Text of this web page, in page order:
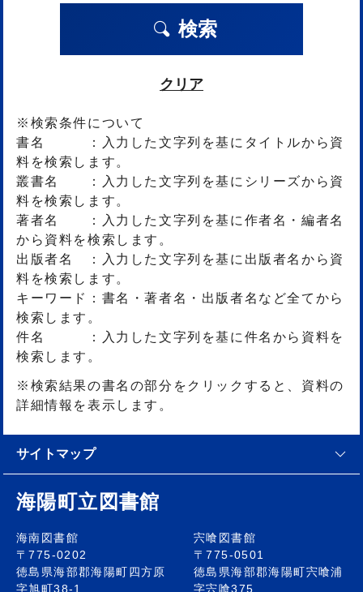
検索
クリア
※検索条件について
書名 ：入力した文字列を基にタイトルから資
料を検索します。
叢書名 ：入力した文字列を基にシリーズから資
料を検索します。
著者名 ：入力した文字列を基に作者名・編者名
から資料を検索します。
出版者名 ：入力した文字列を基に出版者名から資
料を検索します。
キーワード：書名・著者名・出版者名など全てから
検索します。
件名 ：入力した文字列を基に件名から資料を
検索します。
※検索結果の書名の部分をクリックすると、資料の
詳細情報を表示します。
サイトマップ
海陽町立図書館
海南図書館
〒775-0202
徳島県海部郡海陽町四方原
字旭町38-1
宍喰図書館
〒775-0501
徳島県海部郡海陽町宍喰浦
字宍喰375